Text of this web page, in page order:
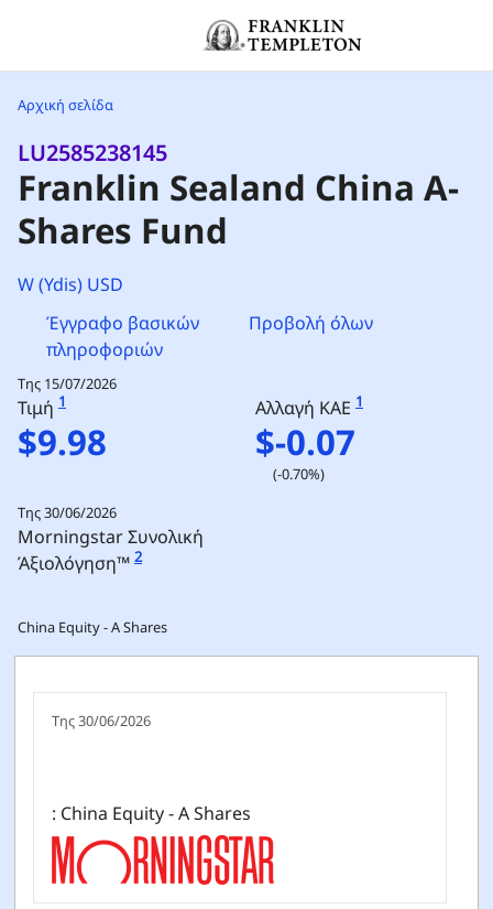
Αρχική σελίδα
LU2585238145
Franklin Sealand China A-
Shares Fund
W (Ydis) USD
Έγγραφο βασικών
πληροφοριών
Προβολή όλων
Της 15/07/2026
Τιμή 1
$9.98
Αλλαγή ΚΑΕ 1
$-0.07
(-0.70%)
Της 30/06/2026
Morningstar Συνολική
Άξιολόγηση™ 2
China Equity - A Shares
Της 30/06/2026
: China Equity - A Shares